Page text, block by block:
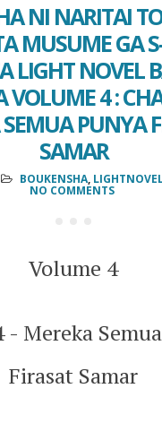
NI NARITAI
MUSUME GA
LIGHT NOVEL
VOLUME 4 :
PUNYA
SAMAR
BOUKENSHA,
NO COMMENTS
Volume 4
- Mereka
Firasat Samar